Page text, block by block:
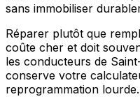
sans immobiliser
Réparer plutôt que
coûte cher et doit
les conducteurs de
conserve votre
reprogrammation lourde.